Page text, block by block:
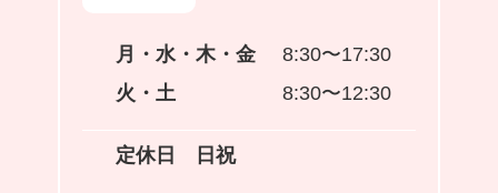
月・水・木・金
8:30〜17:30
火・土
8:30〜12:30
定休日 日祝